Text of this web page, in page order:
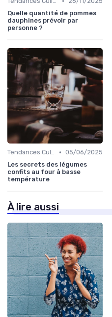
Quelle quantité de pommes
dauphines prévoir par
personne ?
Tendances Culinaire • 05/06/2025
Les secrets des légumes
confits au four à basse
température
À lire aussi